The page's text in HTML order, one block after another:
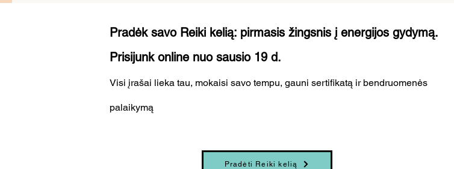
Pradėk savo Reiki kelią: pirmasis žingsnis į energijos gydymą.
Prisijunk online nuo sausio 19 d.
Visi įrašai lieka tau, mokaisi savo tempu, gauni sertifikatą ir bendruomenės
palaikymą
Pradėti Reiki kelią